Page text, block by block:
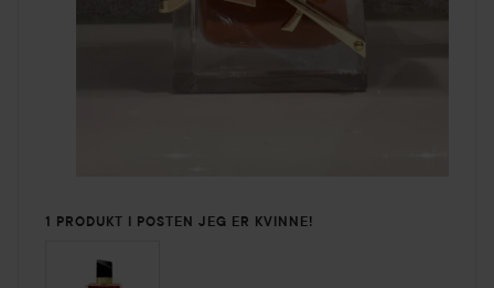
1 PRODUKT I POSTEN JEG ER KVINNE!